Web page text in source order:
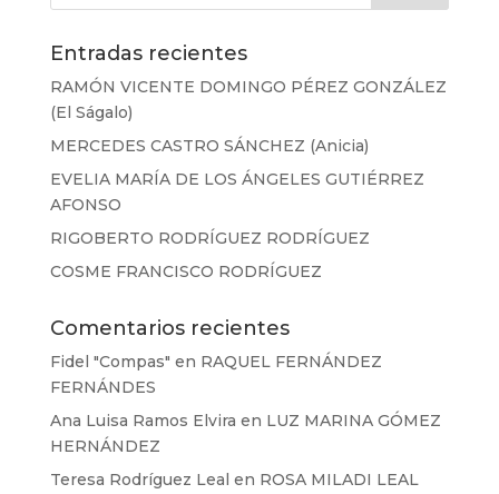
Entradas recientes
RAMÓN VICENTE DOMINGO PÉREZ GONZÁLEZ
(El Ságalo)
MERCEDES CASTRO SÁNCHEZ (Anicia)
EVELIA MARÍA DE LOS ÁNGELES GUTIÉRREZ
AFONSO
RIGOBERTO RODRÍGUEZ RODRÍGUEZ
COSME FRANCISCO RODRÍGUEZ
Comentarios recientes
Fidel "Compas" en RAQUEL FERNÁNDEZ
FERNÁNDES
Ana Luisa Ramos Elvira en LUZ MARINA GÓMEZ
HERNÁNDEZ
Teresa Rodríguez Leal en ROSA MILADI LEAL